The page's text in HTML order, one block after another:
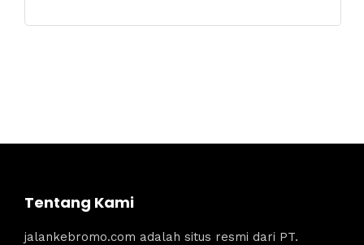
Tentang Kami
jalankebromo.com adalah situs resmi dari PT.